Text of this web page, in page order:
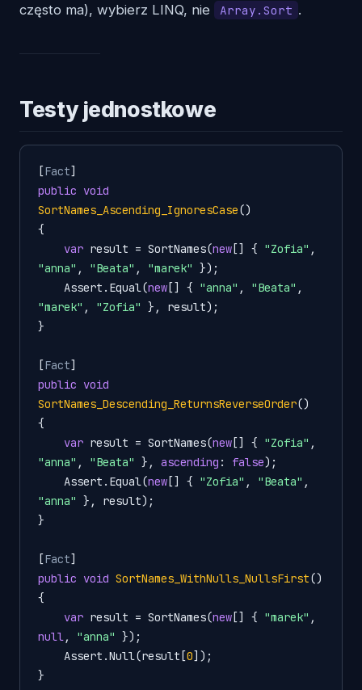
często ma), wybierz LINQ, nie
Array.Sort .
Testy jednostkowe
[Fact
public void
SortNames_Ascending_IgnoresCase()
{
var result = SortNames(new [] { "Zofia"
"anna" , "Beata" , "marek" });
    Assert.Equal(
new [] { "anna" , "Beata"
"marek" , "Zofia" }, result);
}
[Fact
public void
SortNames_Descending_ReturnsReverseOrder()
{
var result = SortNames(new [] { "Zofia"
"anna" , "Beata" }, ascending : false);
    Assert.Equal(
new [] { "Zofia" , "Beata"
"anna" }, result);
}
[Fact
public void SortNames_WithNulls_NullsFirst()
{
var result = SortNames(new [] { "marek"
null, "anna" });
    Assert.Null(result[
0]);
}